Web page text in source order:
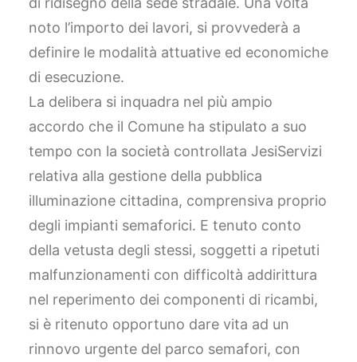
noto l’importo dei lavori, si provvederà a
definire le modalità attuative ed economiche
di esecuzione.
La delibera si inquadra nel più ampio
accordo che il Comune ha stipulato a suo
tempo con la società controllata JesiServizi
relativa alla gestione della pubblica
illuminazione cittadina, comprensiva proprio
degli impianti semaforici. E tenuto conto
della vetusta degli stessi, soggetti a ripetuti
malfunzionamenti con difficoltà addirittura
nel reperimento dei componenti di ricambi,
si è ritenuto opportuno dare vita ad un
rinnovo urgente del parco semafori, con